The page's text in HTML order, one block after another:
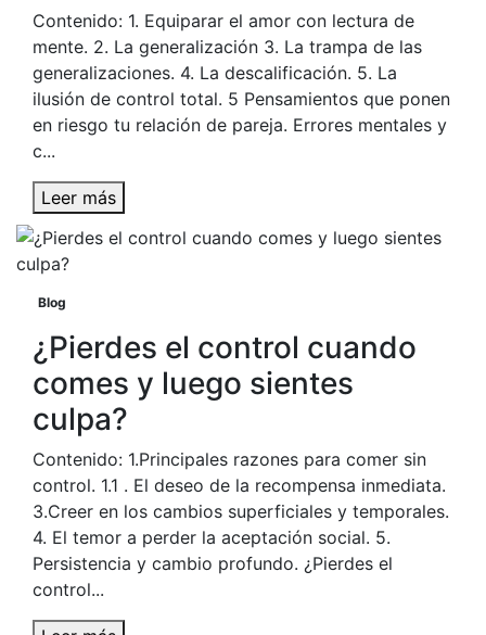
Contenido: 1. Equiparar el amor con lectura de
mente. 2. La generalización 3. La trampa de las
generalizaciones. 4. La descalificación. 5. La
ilusión de control total. 5 Pensamientos que ponen
en riesgo tu relación de pareja. Errores mentales y
c...
Leer más
Blog
¿Pierdes el control cuando
comes y luego sientes
culpa?
Contenido: 1.Principales razones para comer sin
control. 1.1 . El deseo de la recompensa inmediata.
3.Creer en los cambios superficiales y temporales.
4. El temor a perder la aceptación social. 5.
Persistencia y cambio profundo. ¿Pierdes el
control...